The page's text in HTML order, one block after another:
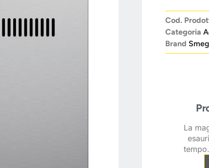
Cod.
Categoria
Brand Smeg
La